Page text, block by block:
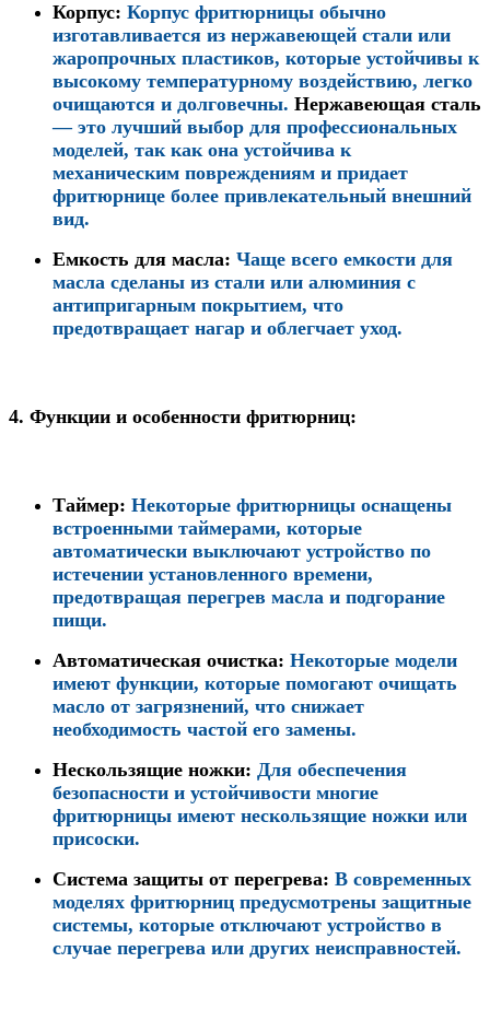
Корпус: Корпус фритюрницы обычно
изготавливается из нержавеющей стали или
жаропрочных пластиков, которые устойчивы к
высокому температурному воздействию, легко
очищаются и долговечны. Нержавеющая сталь
— это лучший выбор для профессиональных
моделей, так как она устойчива к
механическим повреждениям и придает
фритюрнице более привлекательный внешний
вид.
Емкость для масла: Чаще всего емкости для
масла сделаны из стали или алюминия с
антипригарным покрытием, что
предотвращает нагар и облегчает уход.
4. Функции и особенности фритюрниц:
Таймер: Некоторые фритюрницы оснащены
встроенными таймерами, которые
автоматически выключают устройство по
истечении установленного времени,
предотвращая перегрев масла и подгорание
пищи.
Автоматическая очистка: Некоторые модели
имеют функции, которые помогают очищать
масло от загрязнений, что снижает
необходимость частой его замены.
Нескользящие ножки: Для обеспечения
безопасности и устойчивости многие
фритюрницы имеют нескользящие ножки или
присоски.
Система защиты от перегрева: В современных
моделях фритюрниц предусмотрены защитные
системы, которые отключают устройство в
случае перегрева или других неисправностей.